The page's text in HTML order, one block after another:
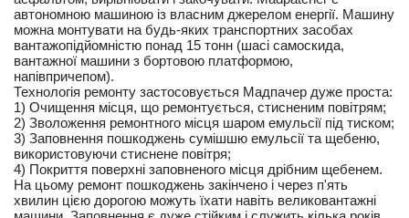
автономною машиною із власним джерелом енергії. Машину
можна монтувати на будь-яких транспортних засобах
вантажопідйомністю понад 15 тонн (шасі самоскида,
вантажної машини з бортовою платформою,
напівпричепом).
Технологія ремонту застосовується Мадпачер дуже проста:
1) Очищення місця, що ремонтується, стисненим повітрям;
2) Зволоження ремонтного місця шаром емульсії під тиском;
3) Заповнення пошкоджень сумішшю емульсії та щебеню,
використовуючи стиснене повітря;
4) Покриття поверхні заповненого місця дрібним щебенем.
На цьому ремонт пошкоджень закінчено і через п'ять
хвилин цією дорогою можуть їхати навіть великовантажні